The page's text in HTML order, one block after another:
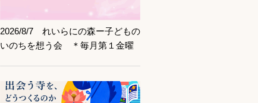
2026/8/7 れいらにの森ー子どもの
いのちを想う会 ＊毎月第１金曜